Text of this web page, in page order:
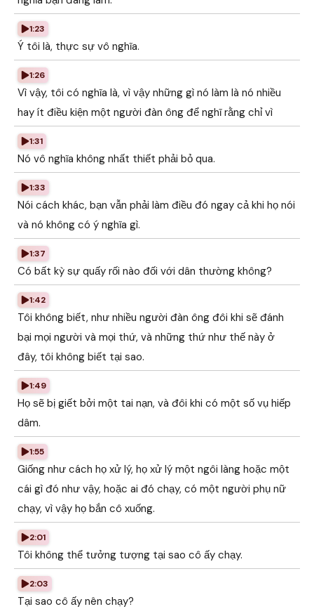
1:23
Ý tôi là, thực sự vô nghĩa.
1:26
Vì vậy, tôi có nghĩa là, vì vậy những gì nó làm là nó nhiều
hay ít điều kiện một người đàn ông để nghĩ rằng chỉ vì
1:31
Nó vô nghĩa không nhất thiết phải bỏ qua.
1:33
Nói cách khác, bạn vẫn phải làm điều đó ngay cả khi họ nói
và nó không có ý nghĩa gì.
1:37
Có bất kỳ sự quấy rối nào đối với dân thường không?
1:42
Tôi không biết, như nhiều người đàn ông đôi khi sẽ đánh
bại mọi người và mọi thứ, và những thứ như thế này ở
đây, tôi không biết tại sao.
1:49
Họ sẽ bị giết bởi một tai nạn, và đôi khi có một số vụ hiếp
dâm.
1:55
Giống như cách họ xử lý, họ xử lý một ngôi làng hoặc một
cái gì đó như vậy, hoặc ai đó chạy, có một người phụ nữ
chạy, vì vậy họ bắn cô xuống.
2:01
Tôi không thể tưởng tượng tại sao cô ấy chạy.
2:03
Tại sao cô ấy nên chạy?